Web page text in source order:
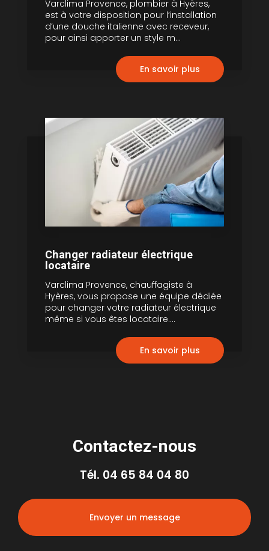
Varclima Provence, plombier à Hyères,
est à votre disposition pour l’installation
d’une douche italienne avec receveur,
pour ainsi apporter un style m...
En savoir plus
Changer radiateur électrique
locataire
Varclima Provence, chauffagiste à
Hyères, vous propose une équipe dédiée
pour changer votre radiateur électrique
même si vous êtes locataire....
En savoir plus
Contactez-nous
Tél. 04 65 84 04 80
Envoyer un message